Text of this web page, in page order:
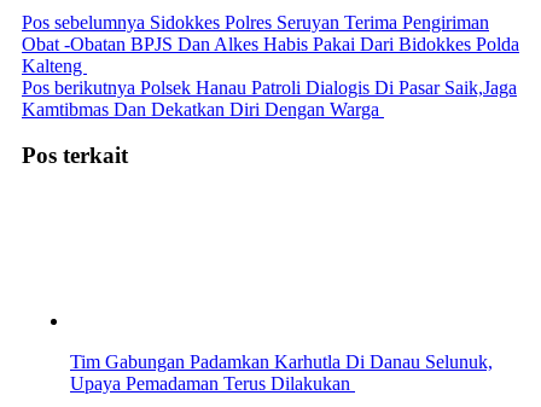
Pos sebelumnya Sidokkes Polres Seruyan Terima Pengiriman
Obat -Obatan BPJS Dan Alkes Habis Pakai Dari Bidokkes Polda
Kalteng
Pos berikutnya Polsek Hanau Patroli Dialogis Di Pasar Saik,Jaga
Kamtibmas Dan Dekatkan Diri Dengan Warga
Pos terkait
Tim Gabungan Padamkan Karhutla Di Danau Selunuk,
Upaya Pemadaman Terus Dilakukan